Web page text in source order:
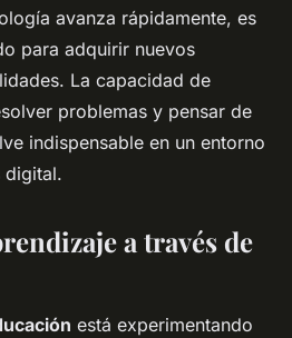
avanza rápidamente, es
para adquirir nuevos
La capacidad de
problemas y pensar de
indispensable en un entorno
digital.
a través de
está experimentando